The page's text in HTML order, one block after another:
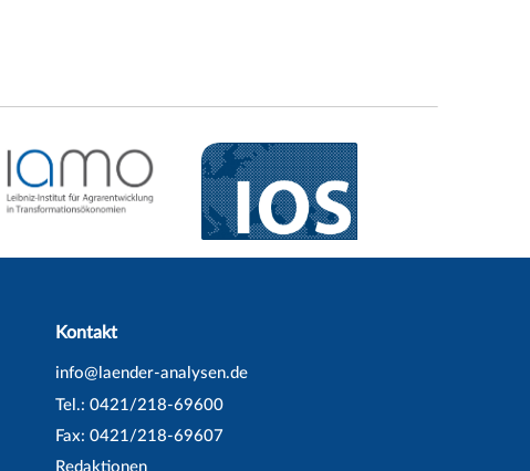
Kontakt
info@laender-analysen.de
Tel.: 0421/218-69600
Fax: 0421/218-69607
Redaktionen